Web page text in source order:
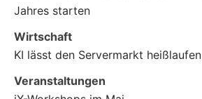
Jahres starten
Wirtschaft
KI lässt den Servermarkt heißlaufen
Veranstaltungen